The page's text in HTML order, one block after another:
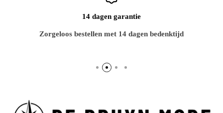
14 dagen garantie
Zorgeloos bestellen met 14 dagen bedenktijd